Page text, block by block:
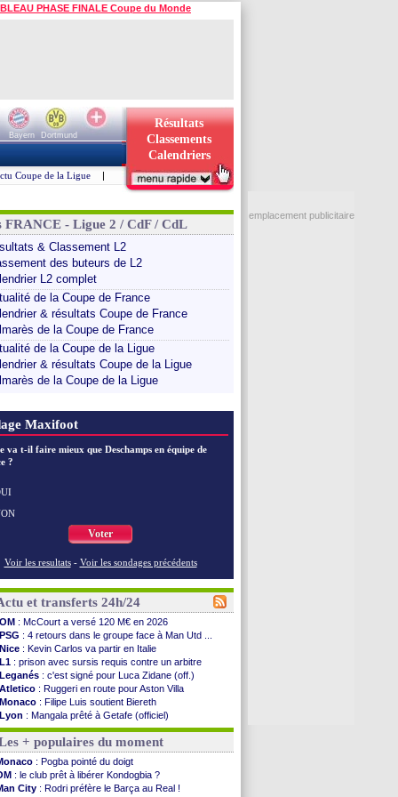
PHASE FINALE Coupe du Monde
Bayern
Dortmund
Résultats
Classements
Calendriers
Coupe de la Ligue |
FRANCE - Ligue 2 / CdF / CdL
& Classement L2
des buteurs de L2
L2 complet
de la Coupe de France
& résultats Coupe de France
de la Coupe de France
de la Coupe de la Ligue
& résultats Coupe de la Ligue
de la Coupe de la Ligue
Maxifoot
va t-il faire mieux que Deschamps en équipe de
?
Voter
Voir les resultats - Voir les sondages précédents
et transferts 24h/24
OM : McCourt a versé 120 M€ en 2026
PSG : 4 retours dans le groupe face à Man Utd ...
Nice : Kevin Carlos va partir en Italie
L1 : prison avec sursis requis contre un arbitre
Leganés : c'est signé pour Luca Zidane (off.)
Atletico : Ruggeri en route pour Aston Villa
Monaco : Filipe Luis soutient Biereth
Lyon : Mangala prêté à Getafe (officiel)
PSG: Nsoki va signer en Croatie
Arsenal: Naples vise Gabriel Jesus
Real: Mastantuono prêté à la Fiorentina (off.)
Man City : accord avec le Barça pour Rodri ?
Rennes: Haise a prolongé (officiel)
+ populaires du moment
: Pogba pointé du doigt
: le club prêt à libérer Kondogbia ?
City : Rodri préfère le Barça au Real !
emplacement publicitaire